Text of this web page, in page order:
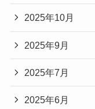
2025年10月
2025年9月
2025年7月
2025年6月